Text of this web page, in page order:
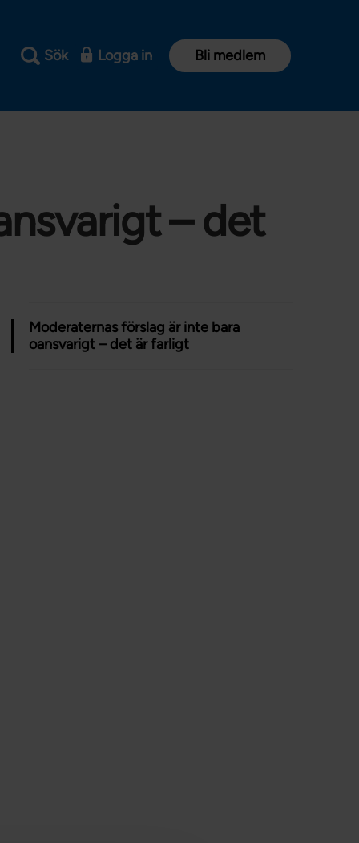
Sök Logga in Bli medlem
– det
Moderaternas förslag är inte bara
oansvarigt – det är farligt